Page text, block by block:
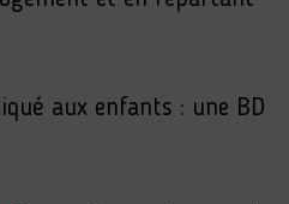
aux enfants : une BD